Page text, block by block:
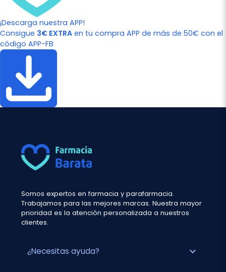
¡Descarga nuestra APP!
Consigue 3€ EXTRA en tu compra APP de más de 50€ con el
código APP-FB
Somos expertos en farmacia y parafarmacia.
Trabajamos para las mejores marcas. Nuestra mayor
prioridad es la atención personalizada a nuestros
clientes.
¿Necesitas ayuda? expand_more